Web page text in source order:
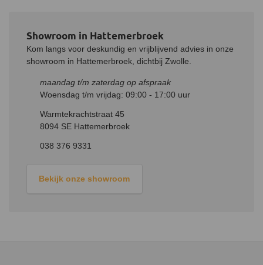
Showroom in Hattemerbroek
Kom langs voor deskundig en vrijblijvend advies in onze
showroom in Hattemerbroek, dichtbij Zwolle.
maandag t/m zaterdag op afspraak
Woensdag t/m vrijdag: 09:00 - 17:00 uur
Warmtekrachtstraat 45
8094 SE Hattemerbroek
038 376 9331
Bekijk onze showroom